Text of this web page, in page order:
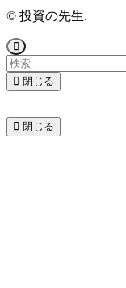
© 投資の先生.
閉じる
閉じる